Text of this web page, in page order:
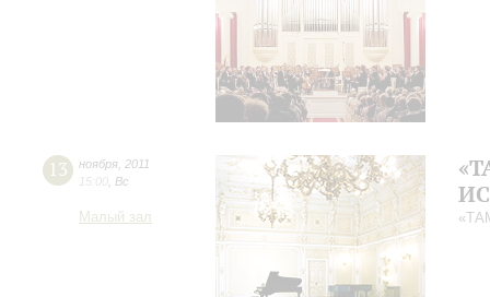
13 ноября 2011
15:00 Вс
Малый зал